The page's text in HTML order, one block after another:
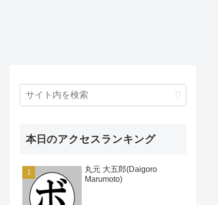
本日のアクセスランキング
丸元 大五郎(Daigoro
Marumoto)